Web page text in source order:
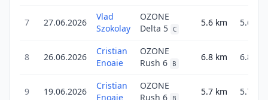
7 27.06.2026
Vlad
Szokolay
OZONE
Delta 5 C
5.6 km 5.6
8 26.06.2026
Cristian
Enoaie
OZONE
Rush 6
B
6.8 km 6.8
9 19.06.2026
Cristian
Enoaie
OZONE
Rush 6
B
5.7 km 5.7